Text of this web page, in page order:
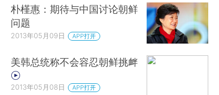
朴槿惠：期待与中国讨论朝鲜
问题
2013年05月09日 APP打开
美韩总统称不会容忍朝鲜挑衅
2013年05月08日 APP打开